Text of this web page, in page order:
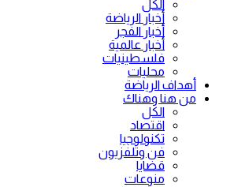
الكل
أخبار الرياضة
أخبار الفجر
أخبار عالمية
فلسطينيات
محليات
أهداف الرياضة
من هنا وهناك
الكل
اقتصاد
تكنولوجيا
فن وتلفزيون
قضايا
منوعات